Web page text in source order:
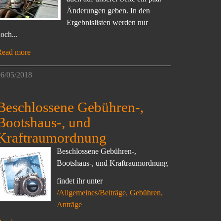
Änderungen geben. In den
Ergebnislisten werden nur
more
05/2018
Gebühren-,
, und
Beschlossene Gebühren-,
Bootshaus-, und Kraftraumordnung
findet ihr unter
/Allgemeines/Beiträge, Gebühren,
Anträge